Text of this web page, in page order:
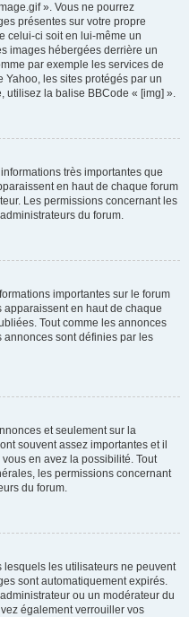
». Vous ne pourrez
présentes sur votre propre
celui-ci soit en lui-même un
images hébergées derrière un
par exemple les services de
les sites protégés par un
utilisez la balise BBCode « [img] ».
très importantes que
en haut de chaque forum
Les permissions concernant les
du forum.
importantes sur le forum
en haut de chaque
Tout comme les annonces
sont définies par les
et seulement sur la
souvent assez importantes et il
en avez la possibilité. Tout
les permissions concernant
du forum.
lesquels les utilisateurs ne peuvent
sont automatiquement expirés.
ou un modérateur du
également verrouiller vos